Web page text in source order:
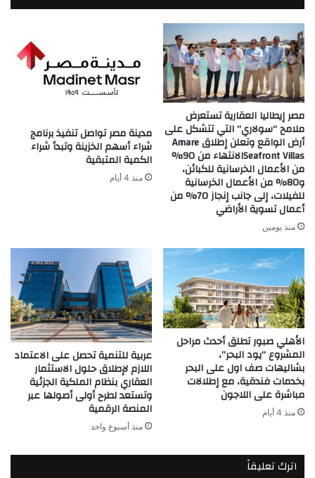
مصر إيطاليا العقارية تستعرض
ملامح “سولاري” التي تتشكل على
أرض الواقع وتعلن إطلاق Amare
Seafront Villasالانتهاء من 90%
من الأعمال الخرسانية للكبائن،
و80% من الأعمال الخرسانية
للفيلات، إلى جانب إنجاز 70% من
أعمال تسوية الأراضي
منذ يومين
مدينة مصر تواصل تنفيذ برنامج
شراء أسهم الخزينة وتبدأ شراء
الكمية المتبقية
منذ 4 أيام
الأهلي صبور تطلق أحدث مراحل
المشروع “يود البحر”،
بشاليهات صف اول على البحر
بخدمات فندقية، مع إطلالات
مباشرة على اللاجون
منذ 4 أيام
عربية للتنمية تحصل على الاعتماد
اللازم لإطلاق حلول الاستثمار
العقاري بنظام الملكية الجزئية
وتستعد لطرح أولى أصولها عبر
المنصة الرقمية
منذ أسبوع واحد
اترك تعليقاً